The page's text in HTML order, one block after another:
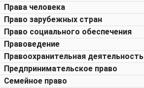
Права человека
Право зарубежных стран
Право социального обеспечения
Правоведение
Правоохранительная деятельность
Предпринимательское право
Семейное право